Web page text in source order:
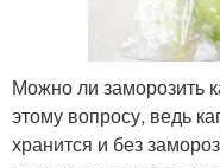
Можно ли заморозить
этому вопросу, ведь
хранится и без